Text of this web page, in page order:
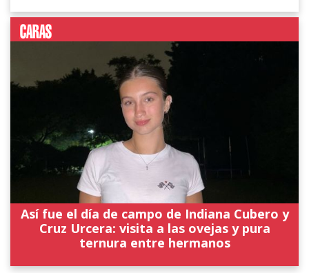
Así fue el día de campo de Indiana Cubero y
Cruz Urcera: visita a las ovejas y pura
ternura entre hermanos